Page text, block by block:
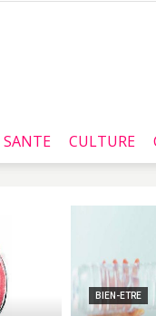
SANTE CULTURE
BIEN-ETRE